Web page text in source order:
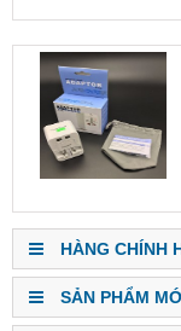
HÀNG CHÍNH
SẢN PHẨM